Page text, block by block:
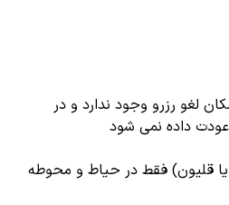
لغو رزرو وجود ندارد و در
داده نمی شود
قلیون) فقط در حیاط و محوطه